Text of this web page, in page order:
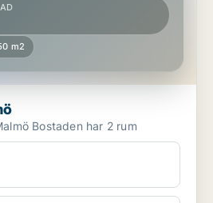
m2
Lägenhet att hyra i Malmö Bostaden har 2 rum